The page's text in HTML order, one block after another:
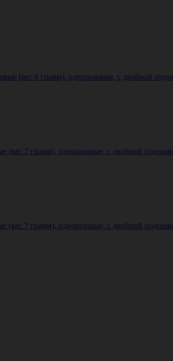
(вес 6 грамм), одноразовые, с двойной
7 грамм), одноразовые, с двойной
7 грамм), одноразовые, с двойной